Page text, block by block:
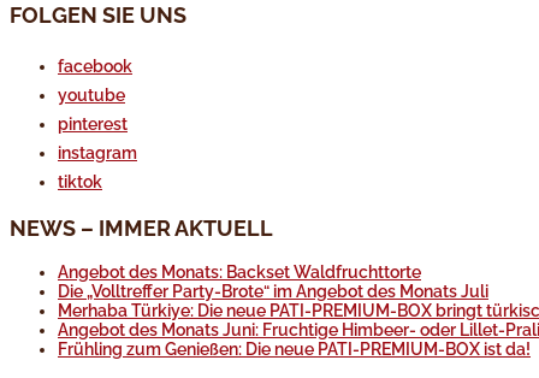
FOLGEN SIE UNS
facebook
youtube
pinterest
instagram
tiktok
NEWS – IMMER AKTUELL
Angebot des Monats: Backset Waldfruchttorte
Die „Volltreffer Party-Brote“ im Angebot des Monats Juli
Merhaba Türkiye: Die neue PATI-PREMIUM-BOX bringt
Angebot des Monats Juni: Fruchtige Himbeer- oder Lillet-
Frühling zum Genießen: Die neue PATI-PREMIUM-BOX ist da!